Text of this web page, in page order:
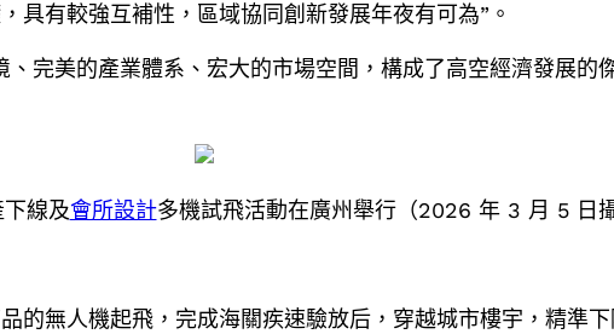
具有較強互補性，區域協同創新發展年夜有可為”。
完美的產業體系、宏大的市場空間，構成了高空經濟發展的
線及會所設計多機試飛活動在廣州舉行（2026 年 3 月 5 日
的無人機起飛，完成海關疾速驗放后，穿越城市樓宇，精準